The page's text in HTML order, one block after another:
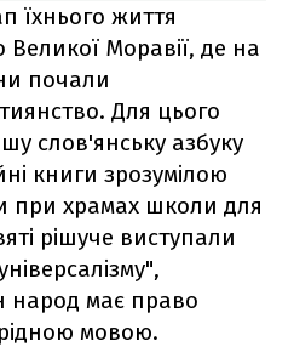
їхнього життя
Великої Моравії, де на
почали
Для цього
слов'янську азбуку
книги зрозумілою
при храмах школи для
рішуче виступали
має право
мовою.